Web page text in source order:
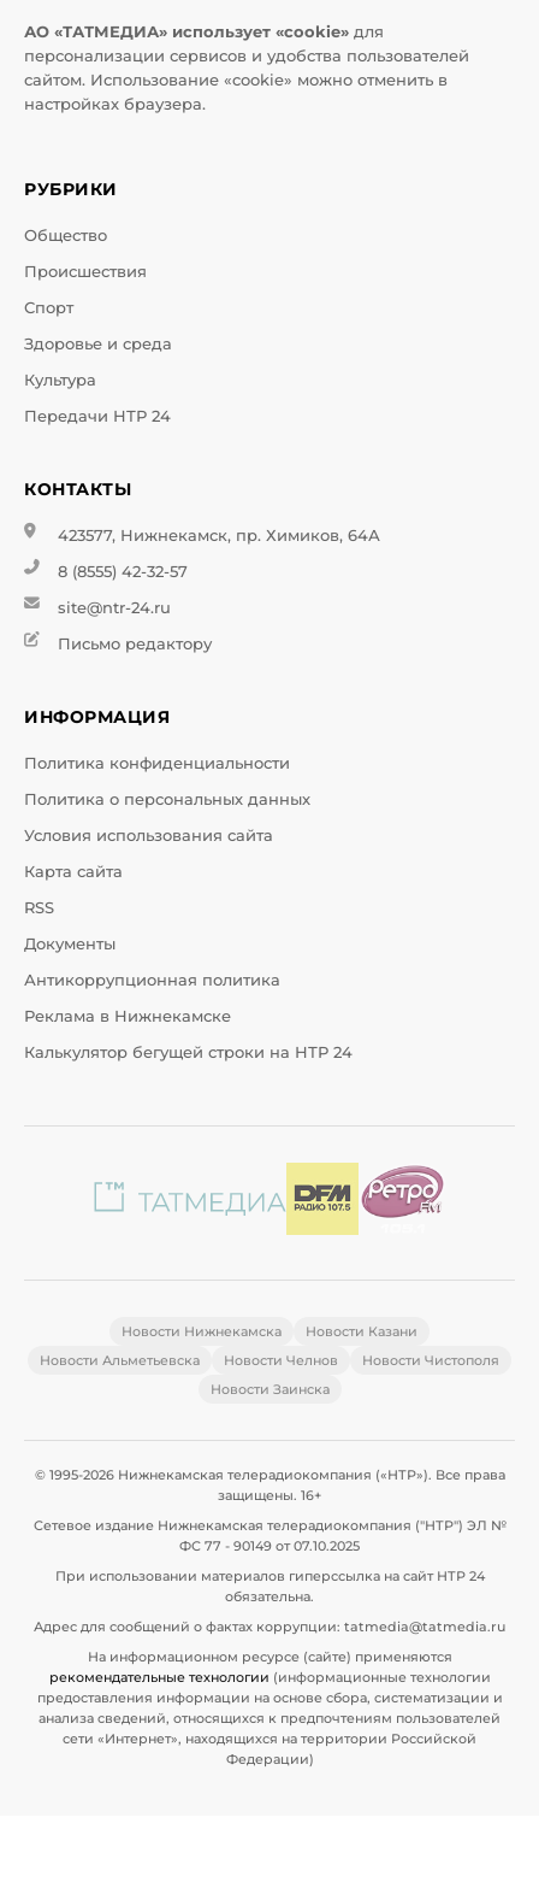
АО «ТАТМЕДИА» использует «cookie» для
персонализации сервисов и удобства пользователей
сайтом. Использование «cookie» можно отменить в
настройках браузера.
РУБРИКИ
Общество
Происшествия
Спорт
Здоровье и среда
Культура
Передачи НТР 24
КОНТАКТЫ
423577, Нижнекамск, пр. Химиков, 64А
8 (8555) 42-32-57
site@ntr-24.ru
Письмо редактору
ИНФОРМАЦИЯ
Политика конфиденциальности
Политика о персональных данных
Условия использования сайта
Карта сайта
RSS
Документы
Антикоррупционная политика
Реклама в Нижнекамске
Калькулятор бегущей строки на НТР 24
Новости Нижнекамска
Новости Казани
Новости Альметьевска
Новости Челнов
Новости Чистополя
Новости Заинска
© 1995-2026 Нижнекамская телерадиокомпания («НТР»). Все права
защищены. 16+
Сетевое издание Нижнекамская телерадиокомпания ("НТР") ЭЛ №
ФС 77 - 90149 от 07.10.2025
При использовании материалов гиперссылка на сайт НТР 24
обязательна.
Адрес для сообщений о фактах коррупции: tatmedia@tatmedia.ru
На информационном ресурсе (сайте) применяются
рекомендательные технологии (информационные технологии
предоставления информации на основе сбора, систематизации и
анализа сведений, относящихся к предпочтениям пользователей
сети «Интернет», находящихся на территории Российской
Федерации)